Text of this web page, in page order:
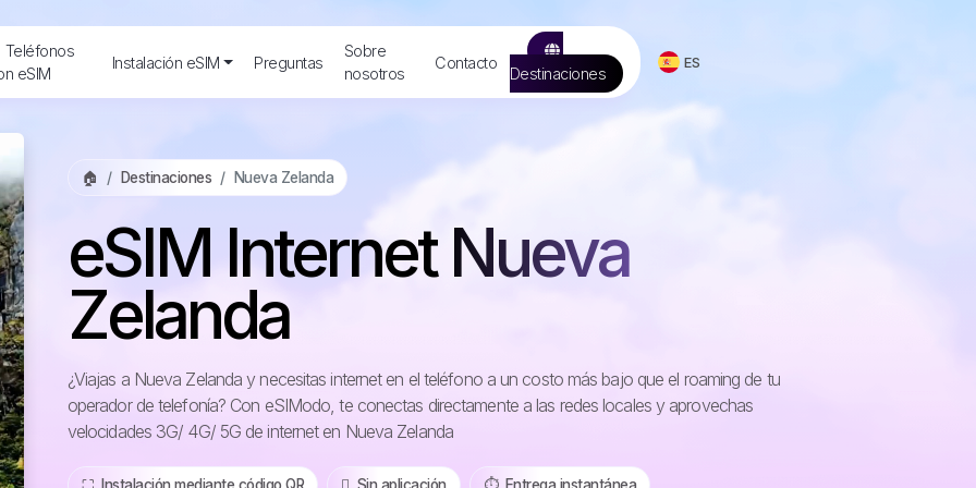
Teléfonos
eSIM
Instalación eSIM Preguntas
Sobre
nosotros
Contacto
Destinaciones
ES
🏠 Destinaciones Nueva Zelanda
eSIM Internet Nueva
Zelanda
¿Viajas a Nueva Zelanda y necesitas internet en el teléfono a un costo más bajo que el roaming de tu
operador de telefonía? Con eSIModo, te conectas directamente a las redes locales y aprovechas
velocidades 3G/ 4G/ 5G de internet en Nueva Zelanda
⛶️️ Instalación mediante código QR ️ Sin aplicación ⏱️️ Entrega instantánea